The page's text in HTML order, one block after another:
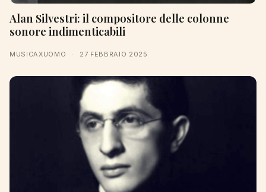
Alan Silvestri: il compositore delle colonne
sonore indimenticabili
MUSICAXUOMO · 27 FEBBRAIO 2025